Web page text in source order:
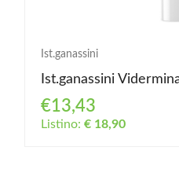
Ist.ganassini
Ist.ganassini
€13,43
Listino: € 18,90